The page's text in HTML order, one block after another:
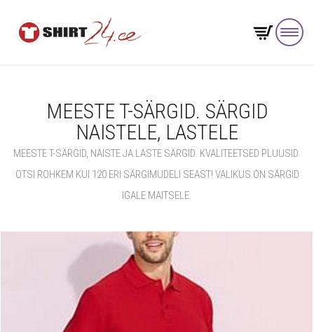
MEESTE T-SÄRGID. SÄRGID
NAISTELE, LASTELE
MEESTE T-SÄRGID, NAISTE JA LASTE SÄRGID. KVALITEETSED PLUUSID.
OTSI ROHKEM KUI 120 ERI SÄRGIMUDELI SEAST! VALIKUS ON SÄRGID
IGALE MAITSELE.